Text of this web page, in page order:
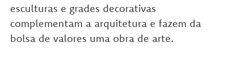
esculturas e grades decorativas
complementam a arquitetura e fazem da
bolsa de valores uma obra de arte.